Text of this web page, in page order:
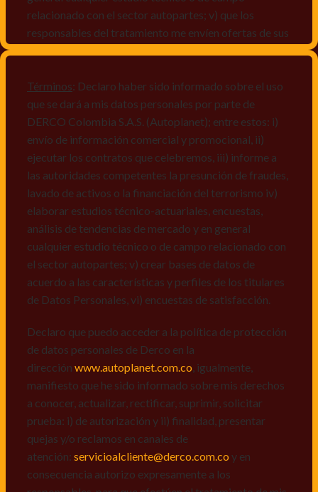
relacionado con el sector autopartes; v) que los
responsables del tratamiento me envíen ofertas de sus
mismos, vi) crear bases de datos de acuerdo a las
características y perfiles de los titulares de Datos
Personales, v) encuestas de satisfacción, vi) reportes
recall.
Declaro que puedo acceder a la política de protección
de datos personales de Derco en la
direcciónwww.autoplanet.com.co, igualmente,
manifiesto que he sido informado sobre mis derechos
a conocer, actualizar, rectificar, suprimir, solicitar
prueba: i) de autorización y ii) finalidad, presentar
quejas y/o reclamos en canales de
atención: servicioalcliente@derco.com.coy en
responsables, para que efectúen el tratamiento de mis
datos conforme lo expuesto.
Términos: Declaro haber sido informado sobre el uso
que se dará a mis datos personales por parte de
DERCO Colombia S.A.S. (Autoplanet); entre estos: i)
envío de información comercial y promocional, ii)
ejecutar los contratos que celebremos, iii) informe a
las autoridades competentes la presunción de fraudes,
lavado de activos o la financiación del terrorismo iv)
elaborar estudios técnico-actuariales, encuestas,
análisis de tendencias de mercado y en general
cualquier estudio técnico o de campo relacionado con
el sector autopartes; v) crear bases de datos de
acuerdo a las características y perfiles de los titulares
de Datos Personales, vi) encuestas de satisfacción.
Declaro que puedo acceder a la política de protección
de datos personales de Derco en la
dirección www.autoplanet.com.co , igualmente,
manifiesto que he sido informado sobre mis derechos
a conocer, actualizar, rectificar, suprimir, solicitar
prueba: i) de autorización y ii) finalidad, presentar
quejas y/o reclamos en canales de
atención: servicioalcliente@derco.com.co y en
consecuencia autorizo expresamente a los